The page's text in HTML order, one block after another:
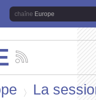
Europe
les
de
la
La